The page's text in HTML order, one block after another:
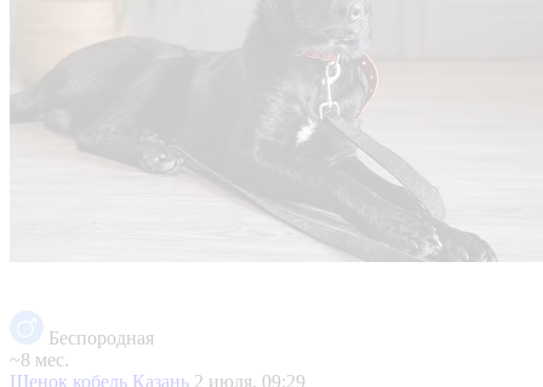
Беспородная
~8 мес.
Щенок кобель Казань 2 июля, 09:29